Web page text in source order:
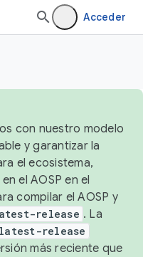
Acceder
con nuestro modelo
y garantizar la
el ecosistema,
el AOSP en el
compilar el AOSP y
release . La
release
más reciente que